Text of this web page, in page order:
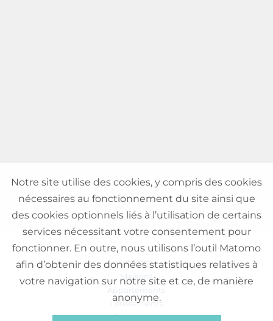
VENTE
Maisons
Appartements
Lotissements
Commerces
Notre site utilise des cookies, y compris des cookies
nécessaires au fonctionnement du site ainsi que
des cookies optionnels liés à l’utilisation de certains
services nécessitant votre consentement pour
fonctionner. En outre, nous utilisons l’outil Matomo
afin d’obtenir des données statistiques relatives à
votre navigation sur notre site et ce, de manière
anonyme.